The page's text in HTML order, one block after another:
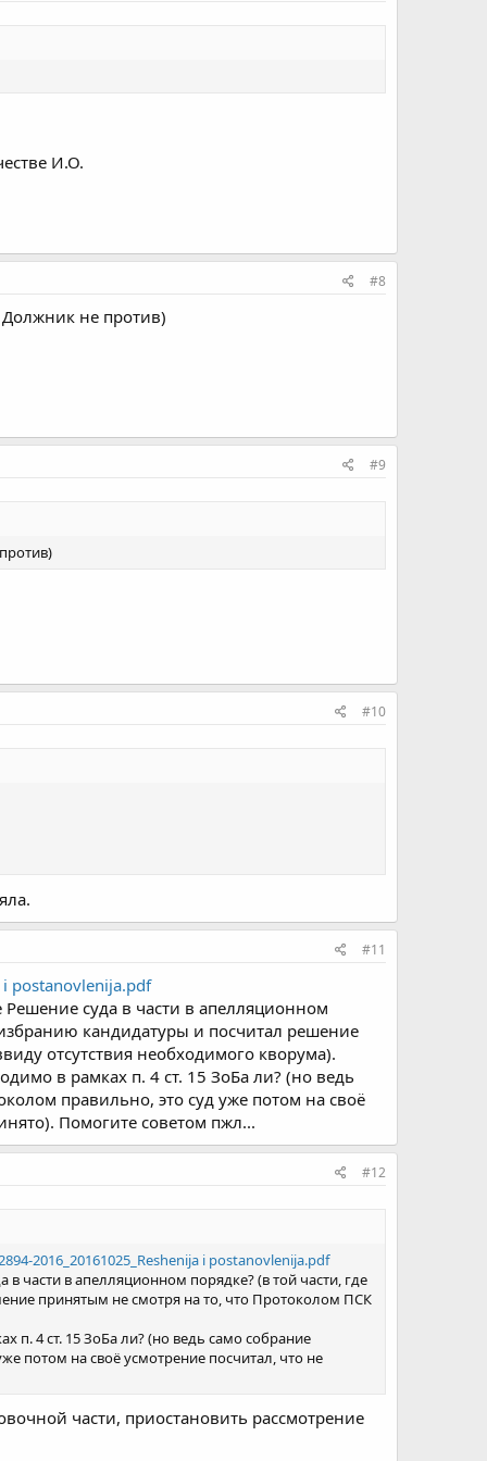
И.О.
#8
Должник не против)
#9
#10
#11
postanovlenija.pdf
Решение суда в части в апелляционном
кандидатуры и посчитал решение
отсутствия необходимого кворума).
в рамках п. 4 ст. 15 ЗоБа ли? (но ведь
правильно, это суд уже потом на своё
Помогите советом пжл...
#12
2016_20161025_Reshenija i postanovlenija.pdf
части в апелляционном порядке? (в той части, где
принятым не смотря на то, что Протоколом ПСК
4 ст. 15 ЗоБа ли? (но ведь само собрание
потом на своё усмотрение посчитал, что не
части, приостановить рассмотрение